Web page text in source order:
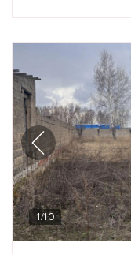
1/10